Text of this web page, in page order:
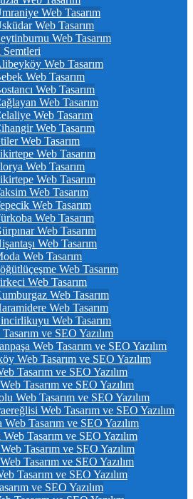
Web Tasarım
Web Tasarım
Web Tasarım
Semtleri
Web Tasarım
Web Tasarım
Web Tasarım
Web Tasarım
Web Tasarım
Web Tasarım
Web Tasarım
Web Tasarım
Web Tasarım
Web Tasarım
Web Tasarım
Web Tasarım
Web Tasarım
Web Tasarım
Web Tasarım
Web Tasarım
Web Tasarım
Web Tasarım
Web Tasarım
Web Tasarım
Web Tasarım
ve SEO Yazılım
Web Tasarım ve SEO Yazılım
Web Tasarım ve SEO Yazılım
Tasarım ve SEO Yazılım
Tasarım ve SEO Yazılım
Web Tasarım ve SEO Yazılım
Web Tasarım ve SEO Yazılım
Tasarım ve SEO Yazılım
Tasarım ve SEO Yazılım
Tasarım ve SEO Yazılım
Tasarım ve SEO Yazılım
Tasarım ve SEO Yazılım
ve SEO Yazılım